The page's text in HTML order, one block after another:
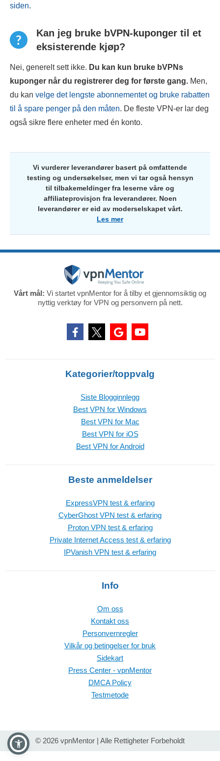
siden.
Kan jeg bruke bVPN-kuponger til et
eksisterende kjøp?
Nei, generelt sett ikke. Du kan kun bruke bVPNs
kuponger når du registrerer deg for første gang. Men,
du kan velge det lengste abonnementet og bruke rabatten
til å spare penger på den måten. De fleste VPN-er lar deg
også sikre flere enheter med én konto.
Vi vurderer leverandører basert på omfattende
testing og undersøkelser, men vi tar også hensyn
til tilbakemeldinger fra leserne våre og
affiliateprovisjon fra leverandører. Noen
leverandører er eid av moderselskapet vårt.
Les mer
Vårt mål: Vi startet vpnMentor for å tilby et gjennomsiktig og
nyttig verktøy for VPN og personvern på nett.
Kategorier/toppvalg
Siste Blogginnlegg
Best VPN for Windows
Best VPN for Mac
Best VPN for iOS
Best VPN for Android
Beste anmeldelser
ExpressVPN test & erfaring
CyberGhost VPN test & erfaring
Proton VPN test & erfaring
Private Internet Access test & erfaring
IPVanish VPN test & erfaring
Info
Om oss
Kontakt oss
Personvernregler
Vilkår og betingelser for bruk
Sidekart
Press Center - vpnMentor
DMCA Policy
Testmetode
© 2026 vpnMentor | Alle Rettigheter Forbeholdt